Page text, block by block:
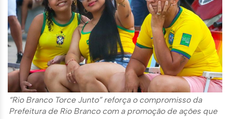
“Rio Branco Torce Junto” reforça o compromisso da
Prefeitura de Rio Branco com a promoção de ações que